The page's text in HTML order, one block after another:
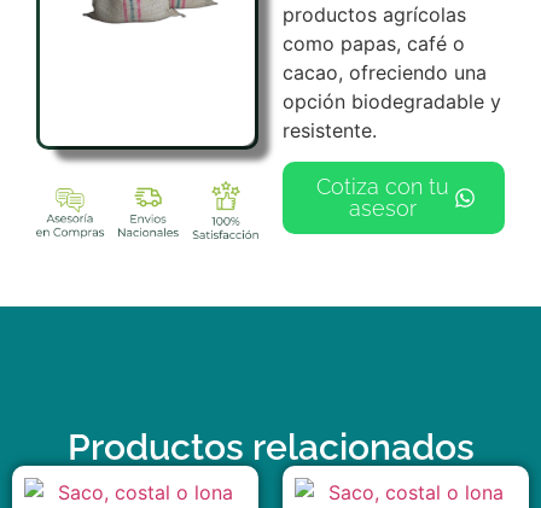
productos agrícolas
como papas, café o
cacao, ofreciendo una
opción biodegradable y
resistente.
Cotiza con tu
asesor
Productos relacionados